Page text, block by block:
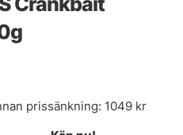
prissänkning: 1049 kr